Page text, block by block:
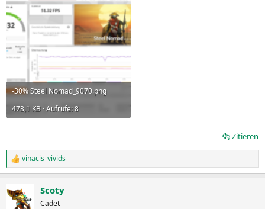
-30% Steel Nomad_9070.png
473,1 KB · Aufrufe: 8
Zitieren
R
e
k
t
vinacis_vivids
Scoty
Cadet